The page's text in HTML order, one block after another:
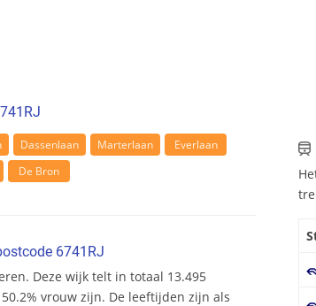
Dassenlaan Marterlaan
Everlaan
De Bron
6741RJ
Deze wijk telt in totaal 13.495
vrouw zijn. De leeftijden zijn als